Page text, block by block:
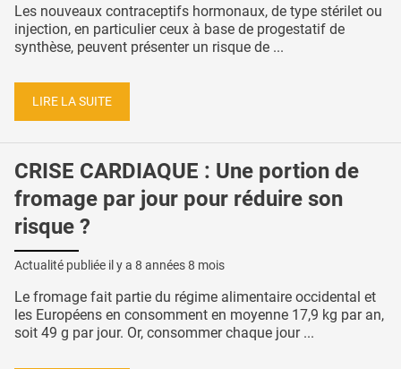
Les nouveaux contraceptifs hormonaux, de type stérilet ou
injection, en particulier ceux à base de progestatif de
synthèse, peuvent présenter un risque de ...
LIRE LA SUITE
CRISE CARDIAQUE : Une portion de
fromage par jour pour réduire son
risque ?
Actualité publiée il y a 8 années 8 mois
Le fromage fait partie du régime alimentaire occidental et
les Européens en consomment en moyenne 17,9 kg par an,
soit 49 g par jour. Or, consommer chaque jour ...